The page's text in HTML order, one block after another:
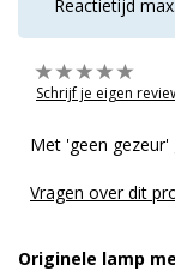
Reactietijd
Schrijf je eigen
Met 'geen gezeur'
Vragen over dit
Originele lamp